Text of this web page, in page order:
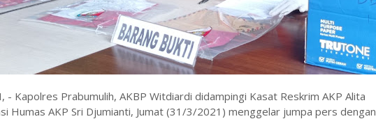
- Kapolres Prabumulih, AKBP Witdiardi didampingi Kasat Reskrim AKP Alita
Humas AKP Sri Djumianti, Jumat (31/3/2021) menggelar jumpa pers dengan